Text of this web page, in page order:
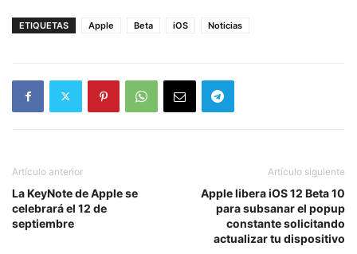
ETIQUETAS Apple Beta iOS Noticias
Artículo anterior
La KeyNote de Apple se
celebrará el 12 de
septiembre
Artículo siguiente
Apple libera iOS 12 Beta 10
para subsanar el popup
constante solicitando
actualizar tu dispositivo